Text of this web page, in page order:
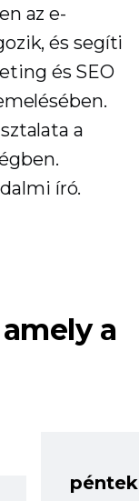
az e-
és segíti
és SEO
a
író.
a